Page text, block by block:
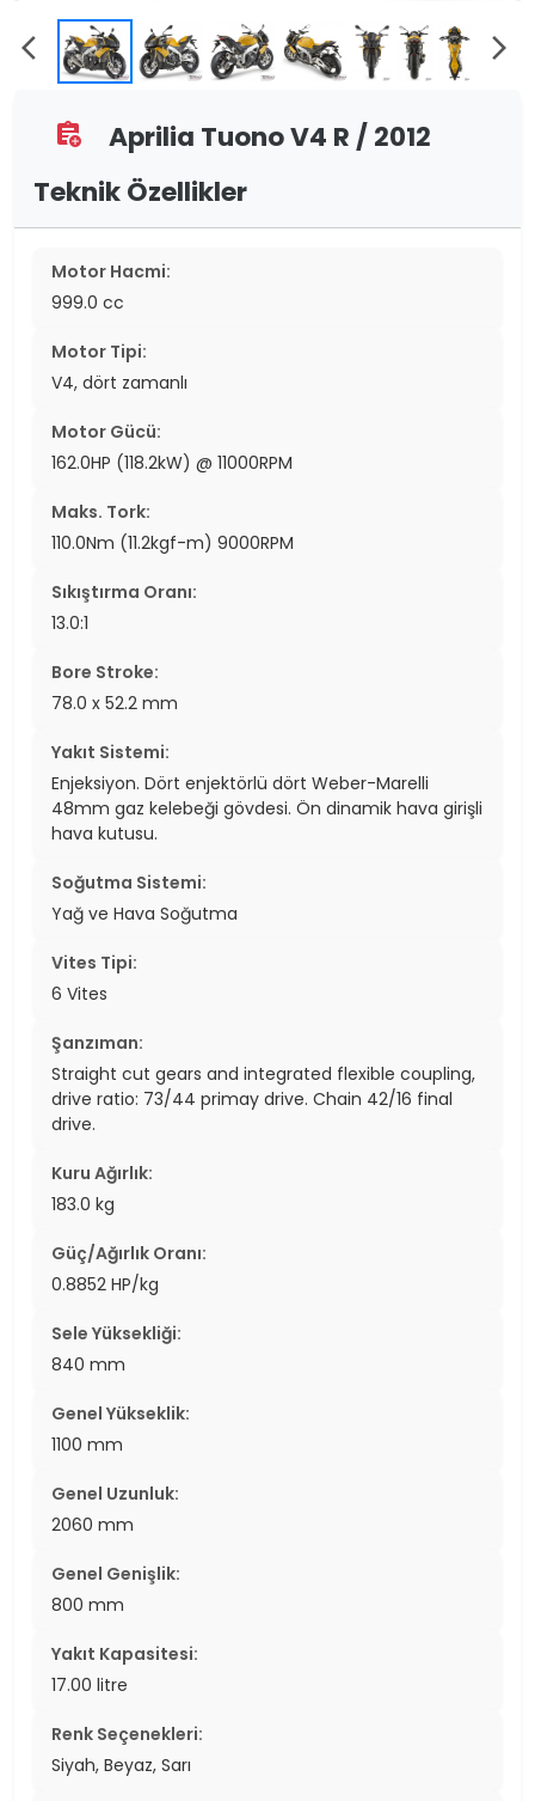
arrow_back_ios arrow_forward_ios
assignment_add
Aprilia Tuono V4 R / 2012
Teknik Özellikler
Motor Hacmi:
999.0 cc
Motor Tipi:
V4, dört zamanlı
Motor Gücü:
162.0HP (118.2kW) @ 11000RPM
Maks. Tork:
110.0Nm (11.2kgf-m) 9000RPM
Sıkıştırma Oranı:
13.0:1
Bore Stroke:
78.0 x 52.2 mm
Yakıt Sistemi:
Enjeksiyon. Dört enjektörlü dört Weber-Marelli
48mm gaz kelebeği gövdesi. Ön dinamik hava girişli
hava kutusu.
Soğutma Sistemi:
Yağ ve Hava Soğutma
Vites Tipi:
6 Vites
Şanzıman:
Straight cut gears and integrated flexible coupling,
drive ratio: 73/44 primay drive. Chain 42/16 final
drive.
Kuru Ağırlık:
183.0 kg
Güç/Ağırlık Oranı:
0.8852 HP/kg
Sele Yüksekliği:
840 mm
Genel Yükseklik:
1100 mm
Genel Uzunluk:
2060 mm
Genel Genişlik:
800 mm
Yakıt Kapasitesi:
17.00 litre
Renk Seçenekleri:
Siyah, Beyaz, Sarı